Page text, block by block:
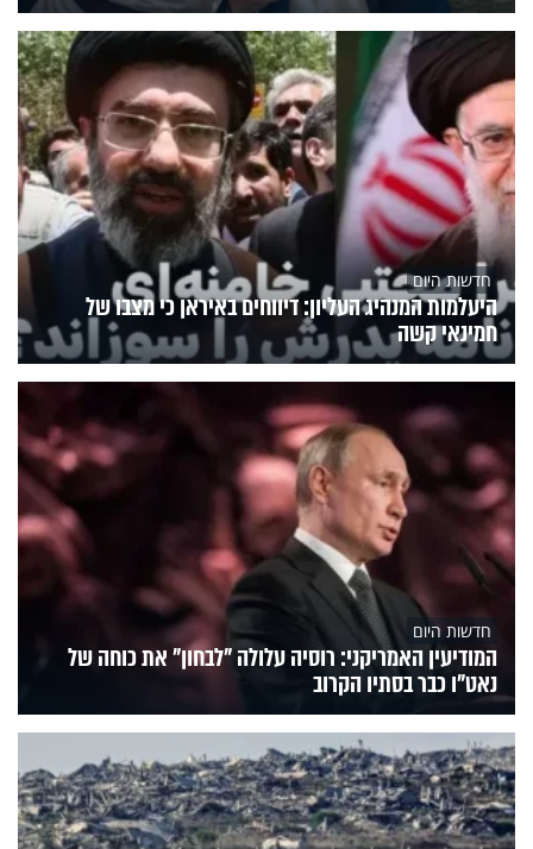
חדשות היום
היעלמות המנהיג העליון: דיווחים באיראן כי מצבו של
חמינאי קשה
חדשות היום
המודיעין האמריקני: רוסיה עלולה "לבחון" את כוחה של
נאט"ו כבר בסתיו הקרוב